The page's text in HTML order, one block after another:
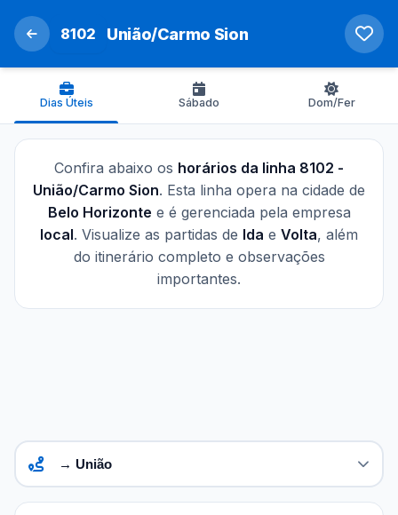
8102 União/Carmo Sion
Dias Úteis Sábado Dom/Fer
Confira abaixo os horários da linha 8102 -
União/Carmo Sion. Esta linha opera na cidade de
Belo Horizonte e é gerenciada pela empresa
local. Visualize as partidas de Ida e Volta, além
do itinerário completo e observações
importantes.